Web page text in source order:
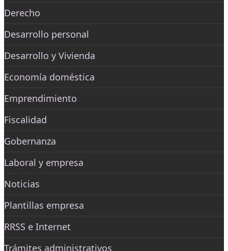
Derecho
Desarrollo personal
Desarrollo y Vivienda
Economía doméstica
Emprendimiento
Fiscalidad
Gobernanza
Laboral y empresa
Noticias
Plantillas empresa
RRSS e Internet
Trámites administrativos